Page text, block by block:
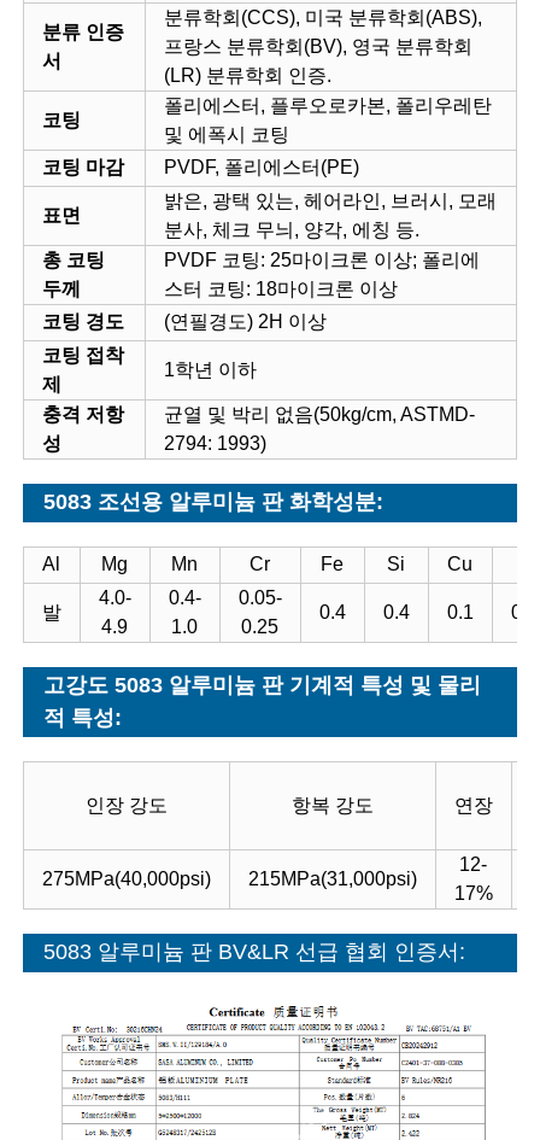
분류 인증
서
분류학회(CCS), 미국 분류학회(ABS),
프랑스 분류학회(BV), 영국 분류학회
(LR) 분류학회 인증.
코팅
폴리에스터, 플루오로카본, 폴리우레탄
및 에폭시 코팅
코팅 마감
PVDF, 폴리에스터(PE)
표면
밝은, 광택 있는, 헤어라인, 브러시, 모래
분사, 체크 무늬, 양각, 에칭 등.
총 코팅
두께
PVDF 코팅: 25마이크론 이상; 폴리에
스터 코팅: 18마이크론 이상
코팅 경도
(연필경도) 2H 이상
코팅 접착
제
1학년 이하
충격 저항
성
균열 및 박리 없음(50kg/cm, ASTMD-
2794: 1993)
5083 조선용 알루미늄 판 화학성분:
Al Mg Mn Cr Fe Si Cu
발
4.0-
4.9
0.4-
1.0
0.05-
0.25
0.4 0.4 0.1
고강도 5083 알루미늄 판 기계적 특성 및 물리
적 특성:
인장 강도 항복 강도 연장
275MPa(40,000psi) 215MPa(31,000psi)
12-
17%
5083 알루미늄 판 BV&LR 선급 협회 인증서: